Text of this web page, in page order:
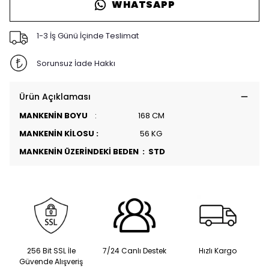
WHATSAPP
1-3 İş Günü İçinde Teslimat
Sorunsuz İade Hakkı
Ürün Açıklaması
MANKENİN BOYU : 168 CM
MANKENİN KİLOSU : 56 KG
MANKENİN ÜZERİNDEKİ BEDEN : STD
256 Bit SSL İle
Güvende Alışveriş
7/24 Canlı Destek Hızlı Kargo